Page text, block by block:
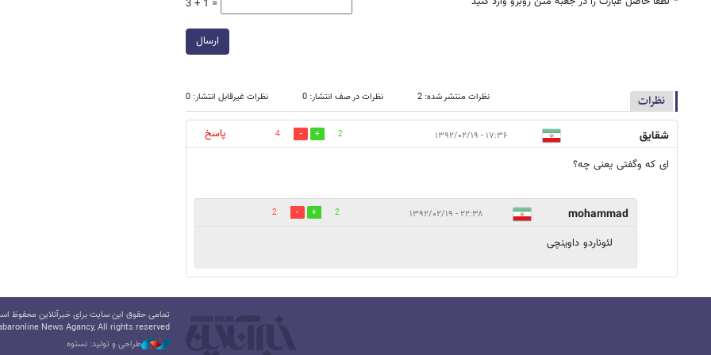
3 + 1 =
ارسال
نظرات نظرات منتشر شده: 2 نظرات در صف انتشار: 0 نظرات غیرقابل انتشار: 0
شقایق ۱۷:۳۶ - ۱۳۹۲/۰۲/۱۹ 2
4
پاسخ
ای که وگفتی یعنی چه؟
mohammad ۲۲:۳۸ - ۱۳۹۲/۰۲/۱۹ 2
2
لئوناردو داوینچی
تمامی حقوق این سایت برای خبرآنلاین محفوظ
News Agancy, All rights reserved
طراحی و تولید: نستوه